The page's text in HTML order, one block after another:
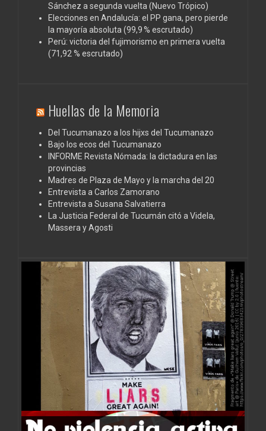
Sánchez a segunda vuelta (Nuevo Trópico)
Elecciones en Andalucía: el PP gana, pero pierde
la mayoría absoluta (99,9 % escrutado)
Perú: victoria del fujimorismo en primera vuelta
(71,92 % escrutado)
Huellas de la Memoria
Del Tucumanazo a los hijxs del Tucumanazo
Bajo los ecos del Tucumanazo
INFORME Revista Nómada: la dictadura en las
provincias
Madres de Plaza de Mayo y la marcha del 20
Entrevista a Carlos Zamorano
Entrevista a Susana Salvatierra
La Justicia Federal de Tucumán citó a Videla,
Massera y Agosti